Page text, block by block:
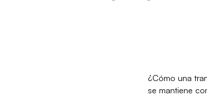
¿Cómo una
se mantiene